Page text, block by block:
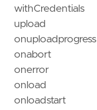
withCredentials
upload
onuploadprogress
onabort
onerror
onload
onloadstart